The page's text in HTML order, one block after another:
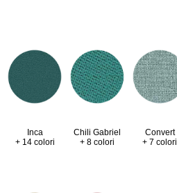
Inca
+ 14 colori
Chili Gabriel
+ 8 colori
Convert
+ 7 colori